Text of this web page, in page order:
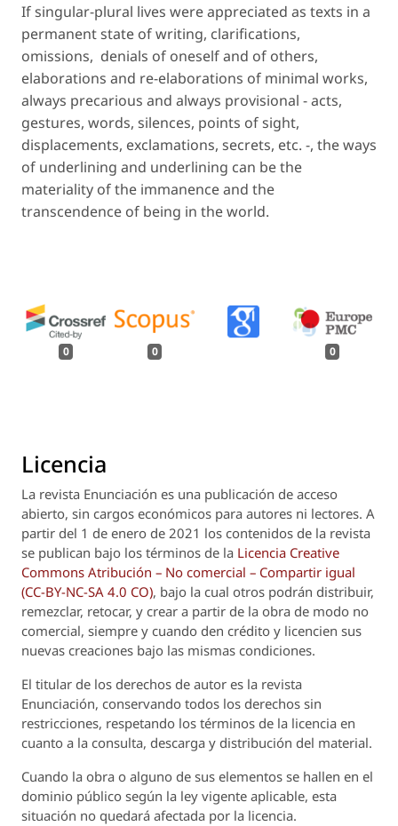
If singular-plural lives were appreciated as texts in a
permanent state of writing, clarifications,
omissions, denials of oneself and of others,
elaborations and re-elaborations of minimal works,
always precarious and always provisional - acts,
gestures, words, silences, points of sight,
displacements, exclamations, secrets, etc. -, the ways
of underlining and underlining can be the
materiality of the immanence and the
transcendence of being in the world.
0 0 0
Licencia
La revista Enunciación es una publicación de acceso
abierto, sin cargos económicos para autores ni lectores. A
partir del 1 de enero de 2021 los contenidos de la revista
se publican bajo los términos de la Licencia Creative
Commons Atribución – No comercial – Compartir igual
(CC-BY-NC-SA 4.0 CO), bajo la cual otros podrán distribuir,
remezclar, retocar, y crear a partir de la obra de modo no
comercial, siempre y cuando den crédito y licencien sus
nuevas creaciones bajo las mismas condiciones.
El titular de los derechos de autor es la revista
Enunciación, conservando todos los derechos sin
restricciones, respetando los términos de la licencia en
cuanto a la consulta, descarga y distribución del material.
Cuando la obra o alguno de sus elementos se hallen en el
dominio público según la ley vigente aplicable, esta
situación no quedará afectada por la licencia.